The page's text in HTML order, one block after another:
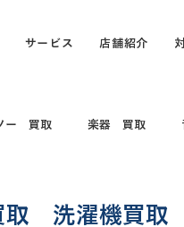
サービス 店舗紹介
ー 買取 楽器 買取
取 洗濯機買取